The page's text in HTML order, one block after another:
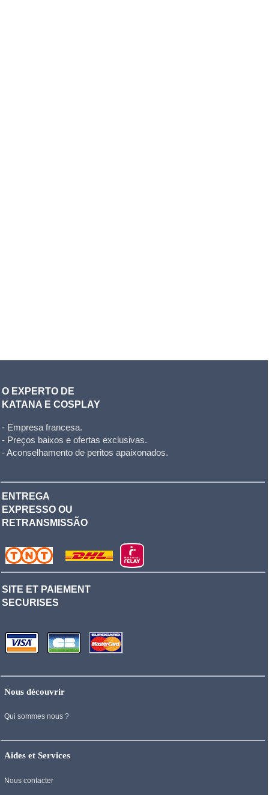
O EXPERTO DE
KATANA E COSPLAY
- Empresa francesa.
- Preços baixos e ofertas exclusivas.
- Aconselhamento de peritos apaixonados.
ENTREGA
EXPRESSO OU
RETRANSMISSÃO
SITE ET PAIEMENT
SECURISES
Nous découvrir
Qui sommes nous ?
Aides et Services
Nous contacter